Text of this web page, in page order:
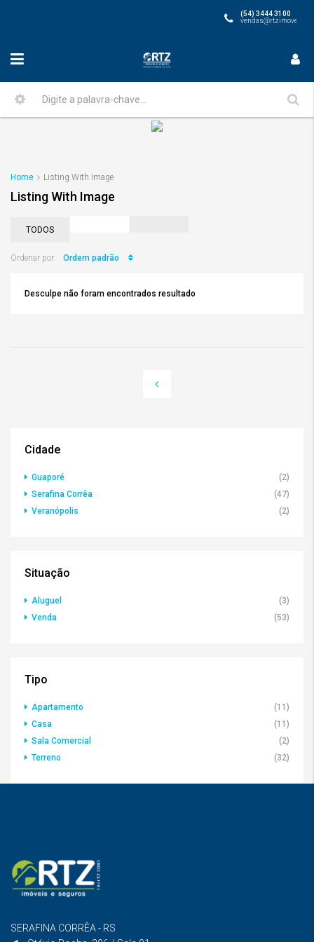
(54) 3444 3100
Home Listing With Image
Listing With Image
TODOS
Ordenar por: Ordem padrão
Desculpe não foram encontrados resultado
Cidade
Guaporé
(2)
Serafina Corrêa
(47)
Veranópolis
(2)
Situação
Aluguel
(3)
Venda
(53)
Tipo
Apartamento
(11)
Casa
(11)
Sala Comercial
(2)
Terreno
(32)
SERAFINA CORRÊA - RS